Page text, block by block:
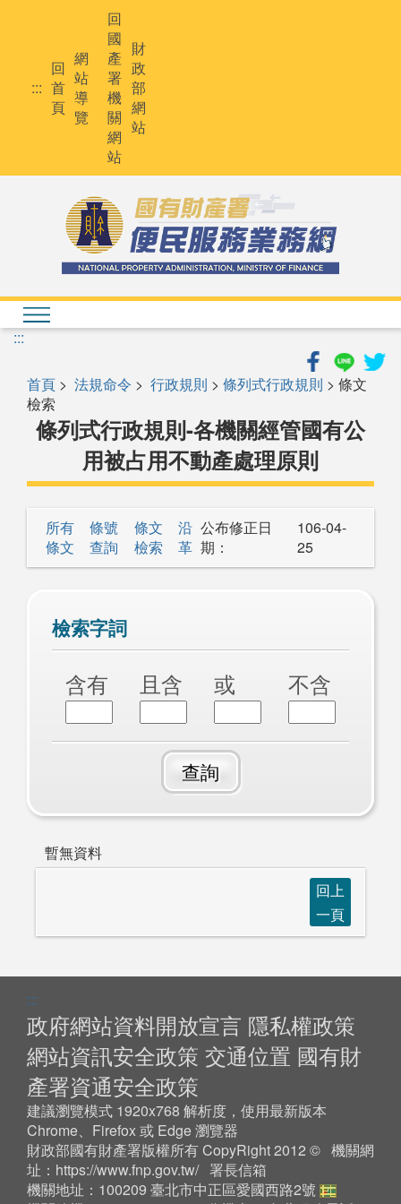
:::
回
首
頁
網
站
導
覽
回
國
產
署
機
關
網
站
財
政
部
網
站
:::
首頁 > 法規命令 > 行政規則 > 條列式行政規則 > 條文
檢索
條列式行政規則-各機關經管國有公
用被占用不動產處理原則
所有
條文
條號
查詢
條文
檢索
沿
革
公布修正日
期：
106-04-
25
檢索字詞
含有 且含 或 不含
查詢
暫無資料
回上
一頁
:::
政府網站資料開放宣言 隱私權政策
網站資訊安全政策 交通位置 國有財
產署資通安全政策
建議瀏覽模式 1920x768 解析度，使用最新版本
Chrome、Firefox 或 Edge 瀏覽器
財政部國有財產署版權所有 CopyRight 2012 © 機關網
址： https://www.fnp.gov.tw/ 署長信箱
機關地址：100209 臺北市中正區愛國西路2號